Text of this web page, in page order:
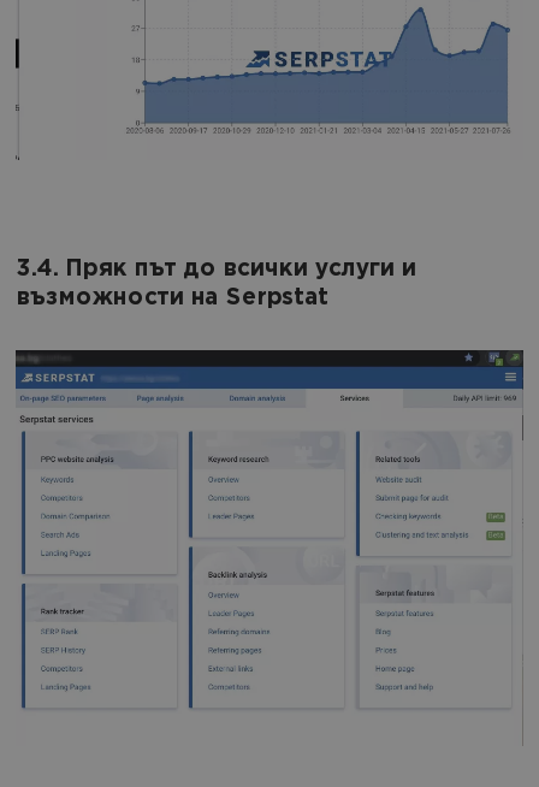
3.4. Пряк път до всички услуги и
възможности на Serpstat